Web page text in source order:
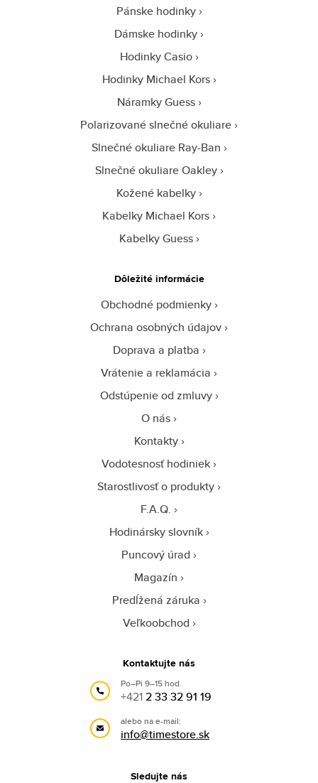
Pánske hodinky
Dámske hodinky
Hodinky Casio
Hodinky Michael Kors
Náramky Guess
Polarizované slnečné okuliare
Slnečné okuliare Ray-Ban
Slnečné okuliare Oakley
Kožené kabelky
Kabelky Michael Kors
Kabelky Guess
Dôležité informácie
Obchodné podmienky
Ochrana osobných údajov
Doprava a platba
Vrátenie a reklamácia
Odstúpenie od zmluvy
O nás
Kontakty
Vodotesnosť hodiniek
Starostlivosť o produkty
F.A.Q.
Hodinársky slovník
Puncový úrad
Magazín
Predĺžená záruka
Veľkoobchod
Kontaktujte nás
Po–Pi 9–15 hod.
+4212 33 32 91 19
alebo na e-mail:
info@timestore.sk
Sledujte nás